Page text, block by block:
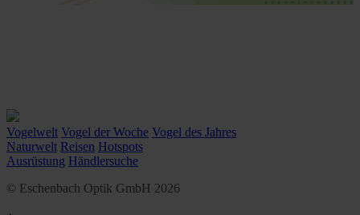
Vogelwelt Vogel der Woche Vogel des Jahres
Naturwelt Reisen Hotspots
Ausrüstung Händlersuche
© Eschenbach Optik GmbH 2026